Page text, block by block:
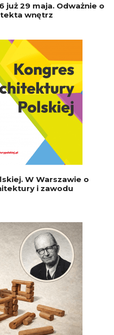
już 29 maja. Odważnie o
wnętrz
W Warszawie o
i zawodu